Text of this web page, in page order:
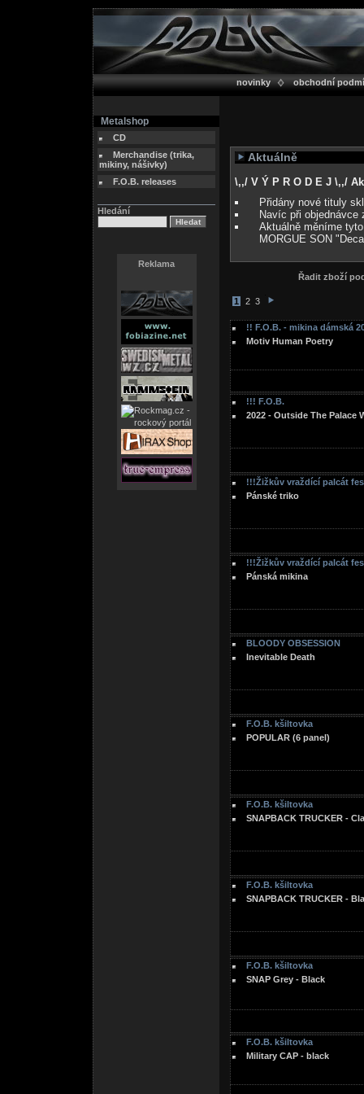
novinky obchodní
Metalshop
CD
Merchandise (trika,
mikiny, nášivky)
F.O.B. releases
Hledání
Reklama
Aktuálně
\,,/ V Ý P R O D E J \,,/
Přidány nové tituly
Navíc při
Aktuálně měníme
MORGUE SON
Řadit zboží
1 2 3
!! F.O.B. - mikina dámská
Motiv Human Poetry
!!! F.O.B.
2022 - Outside The Palace
!!!Žižkův vraždící palcát
Pánské triko
!!!Žižkův vraždící palcát
Pánská mikina
BLOODY OBSESSION
Inevitable Death
F.O.B. kšiltovka
POPULAR (6 panel)
F.O.B. kšiltovka
SNAPBACK TRUCKER -
F.O.B. kšiltovka
SNAPBACK TRUCKER -
F.O.B. kšiltovka
SNAP Grey - Black
F.O.B. kšiltovka
Military CAP - black